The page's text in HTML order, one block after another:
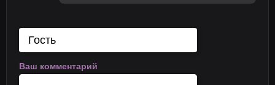
Ваш комментарий